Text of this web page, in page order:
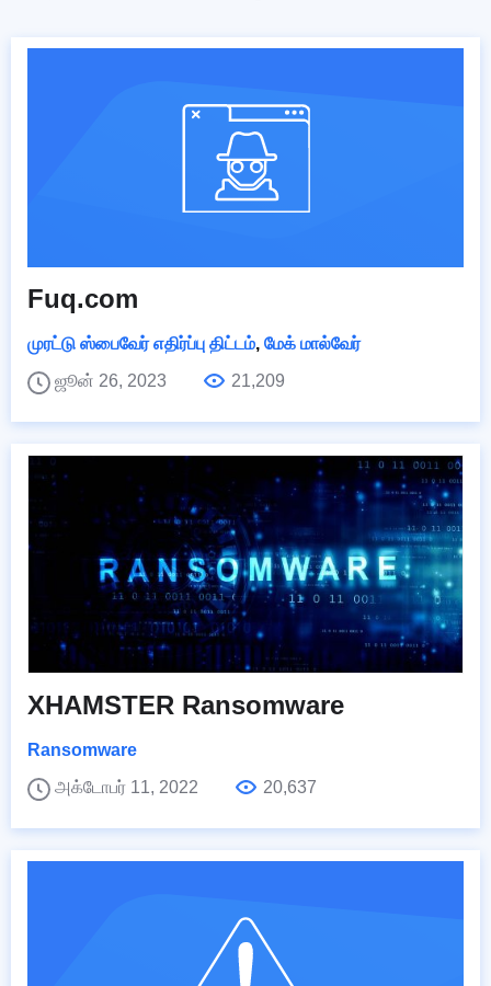
Fuq.com
முரட்டு ஸ்பைவேர் எதிர்ப்பு திட்டம், மேக் மால்வேர்
ஜூன் 26, 2023
21,209
XHAMSTER Ransomware
Ransomware
அக்டோபர் 11, 2022
20,637